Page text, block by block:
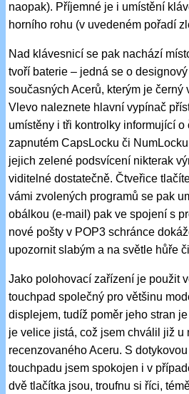
naopak). Příjemné je i umístění
horního rohu (v uvedeném pořadí
Nad klávesnicí se pak nachází
tvoří baterie – jedná se o
současných Acerů, kterým je černý
Vlevo naleznete hlavní vypínač
umístěny i tři kontrolky informující o
zapnutém CapsLocku či
jejich zelené podsvícení nikterak
viditelné dostatečně. Čtveřice
vámi zvolených programů se pak
obálkou (e-mail) pak ve spojení s
nové pošty v POP3 schránce
upozornit slabým a na světle hůře
Jako polohovací zařízení je použit
touchpad společný pro většinu
displejem, tudíž poměr jeho stran
je velice jistá, což jsem chválil již u
recenzovaného Aceru. S
touchpadu jsem spokojen i v
dvě tlačítka jsou, troufnu si říci,